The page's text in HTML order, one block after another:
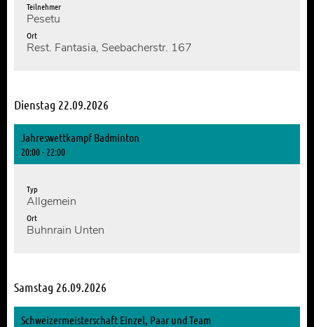
Teilnehmer
Pesetu
Ort
Rest. Fantasia, Seebacherstr. 167
Dienstag 22.09.2026
Jahreswettkampf Badminton
20:00 - 22:00
Typ
Allgemein
Ort
Buhnrain Unten
Samstag 26.09.2026
Schweizermeisterschaft Einzel, Paar und Team